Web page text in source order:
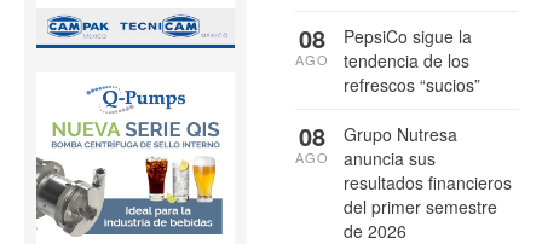
PepsiCo sigue la
tendencia de los
refrescos “sucios”
08
AGO
Grupo Nutresa
anuncia sus
resultados financieros
del primer semestre
de 2026
08
AGO